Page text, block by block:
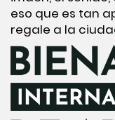
eso que es tan
regale a la